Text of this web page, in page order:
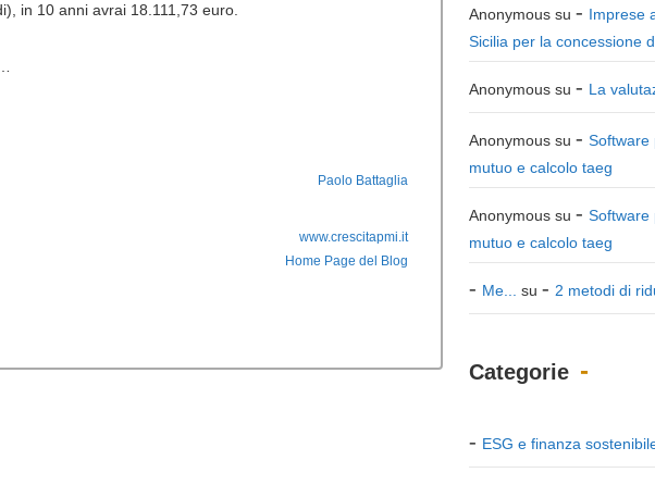
in 10 anni avrai 18.111,73 euro.
Paolo Battaglia
www.crescitapmi.it
Home Page del Blog
Anonymoussu
Imprese
Sicilia per la concessione
Anonymoussu La
Anonymoussu
Software
mutuo e calcolo taeg
Anonymoussu
Software
mutuo e calcolo taeg
Me... su 2 metodi di
Categorie
ESG e finanza